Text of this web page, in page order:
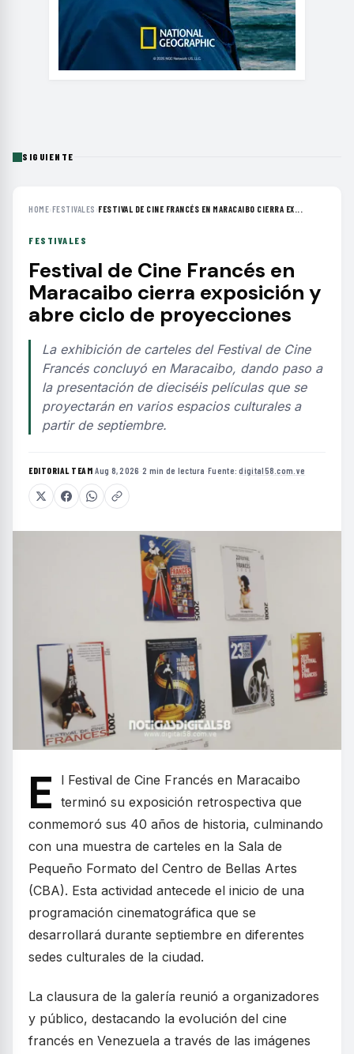
SIGUIENTE
HOME›FESTIVALES ›FESTIVAL DE CINE FRANCÉS EN MARACAIBO CIERRA EX...
FESTIVALES
Festival de Cine Francés en
Maracaibo cierra exposición y
abre ciclo de proyecciones
La exhibición de carteles del Festival de Cine
Francés concluyó en Maracaibo, dando paso a
la presentación de dieciséis películas que se
proyectarán en varios espacios culturales a
partir de septiembre.
EDITORIAL TEAM·Aug 8, 2026 ·2 min de lectura ·Fuente:digital58.com.ve
E
l Festival de Cine Francés en Maracaibo
terminó su exposición retrospectiva que
conmemoró sus 40 años de historia, culminando
con una muestra de carteles en la Sala de
Pequeño Formato del Centro de Bellas Artes
(CBA). Esta actividad antecede el inicio de una
programación cinematográfica que se
desarrollará durante septiembre en diferentes
sedes culturales de la ciudad.
La clausura de la galería reunió a organizadores
y público, destacando la evolución del cine
francés en Venezuela a través de las imágenes